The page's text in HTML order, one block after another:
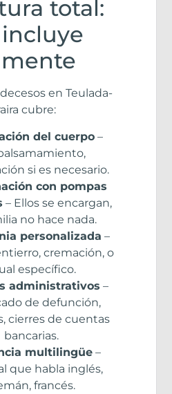
total:
en Teulada-
cubre:
del cuerpo–
si es necesario.
con pompas
– Ellos se encargan,
no hace nada.
personalizada –
cremación, o
específico.
administrativos –
de defunción,
cierres de cuentas
bancarias.
multilingüe –
que habla inglés,
francés.